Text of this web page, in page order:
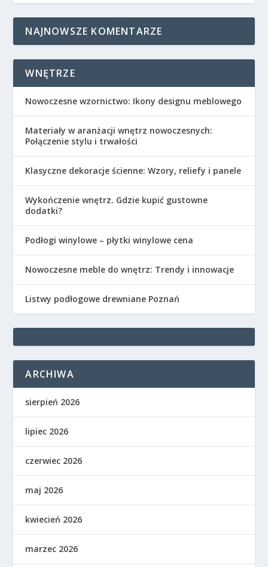
NAJNOWSZE KOMENTARZE
WNĘTRZE
Nowoczesne wzornictwo: Ikony designu meblowego
Materiały w aranżacji wnętrz nowoczesnych:
Połączenie stylu i trwałości
Klasyczne dekoracje ścienne: Wzory, reliefy i panele
Wykończenie wnętrz. Gdzie kupić gustowne
dodatki?
Podłogi winylowe – płytki winylowe cena
Nowoczesne meble do wnętrz: Trendy i innowacje
Listwy podłogowe drewniane Poznań
ARCHIWA
sierpień 2026
lipiec 2026
czerwiec 2026
maj 2026
kwiecień 2026
marzec 2026